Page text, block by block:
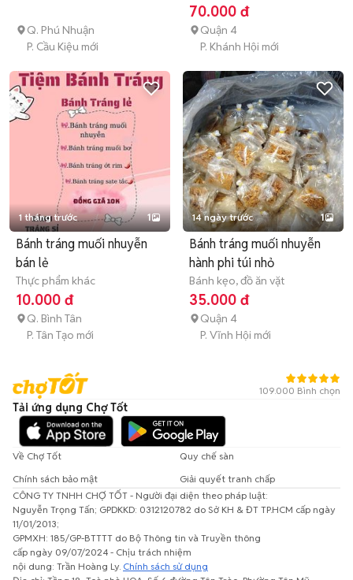
Q. Phú Nhuận
P. Cầu Kiệu mới
70.000 đ
Quận 4
P. Khánh Hội mới
1 tháng trước 1
Bánh tráng muối nhuyễn
bán lẻ
Thực phẩm khác
10.000 đ
Q. Bình Tân
P. Tân Tạo mới
14 ngày trước 1
Bánh tráng muối nhuyễn
hành phi túi nhỏ
Bánh kẹo, đồ ăn vặt
35.000 đ
Quận 4
P. Vĩnh Hội mới
109.000 Bình chọn
Tải ứng dụng Chợ Tốt
Về Chợ Tốt
Quy chế sàn
Chính sách bảo mật
Giải quyết tranh chấp
CÔNG TY TNHH CHỢ TỐT - Người đại diện theo pháp luật:
Nguyễn Trọng Tấn; GPDKKD: 0312120782 do Sở KH & ĐT TP.HCM cấp ngày
11/01/2013;
GPMXH: 185/GP-BTTTT do Bộ Thông tin và Truyền thông
cấp ngày 09/07/2024 - Chịu trách nhiệm
nội dung: Trần Hoàng Ly. Chính sách sử dụng